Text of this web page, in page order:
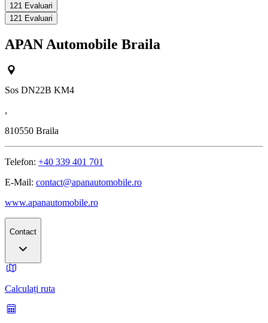
121 Evaluari
121 Evaluari
APAN Automobile Braila
Sos DN22B KM4
,
810550 Braila
Telefon: +40 339 401 701
E-Mail: contact@apanautomobile.ro
www.apanautomobile.ro
Contact
Calculați ruta